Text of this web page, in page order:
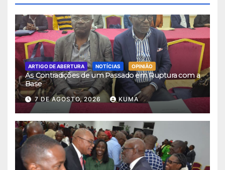
ARTIGO DE ABERTURA NOTÍCIAS OPINIÃO
As Contradições de um Passado em Ruptura com a
Base
7 DE AGOSTO, 2026 KUMA